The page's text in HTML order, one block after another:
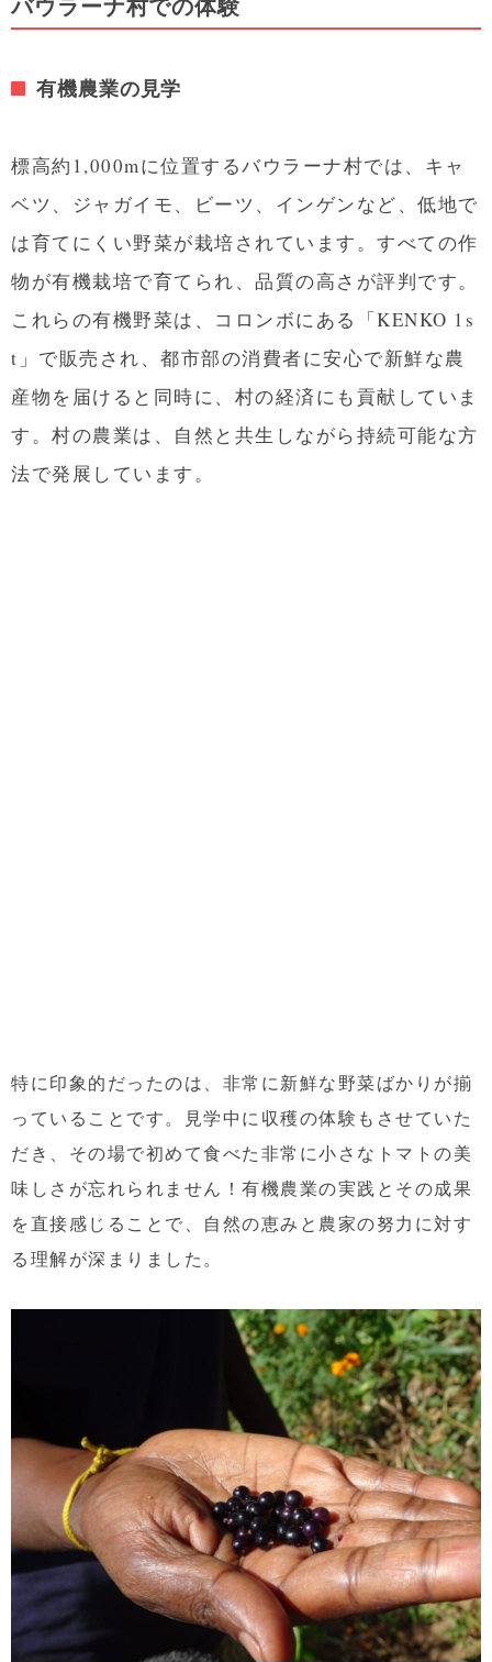
有機農業の見学
標高約1,000mに位置するバウラーナ村では、キャ
ベツ、ジャガイモ、ビーツ、インゲンなど、低地で
は育てにくい野菜が栽培されています。すべての作
物が有機栽培で育てられ、品質の高さが評判です。
これらの有機野菜は、コロンボにある「KENKO 1s
t」で販売され、都市部の消費者に安心で新鮮な農
産物を届けると同時に、村の経済にも貢献していま
す。村の農業は、自然と共生しながら持続可能な方
法で発展しています。
特に印象的だったのは、非常に新鮮な野菜ばかりが揃
っていることです。見学中に収穫の体験もさせていた
だき、その場で初めて食べた非常に小さなトマトの美
味しさが忘れられません！有機農業の実践とその成果
を直接感じることで、自然の恵みと農家の努力に対す
る理解が深まりました。